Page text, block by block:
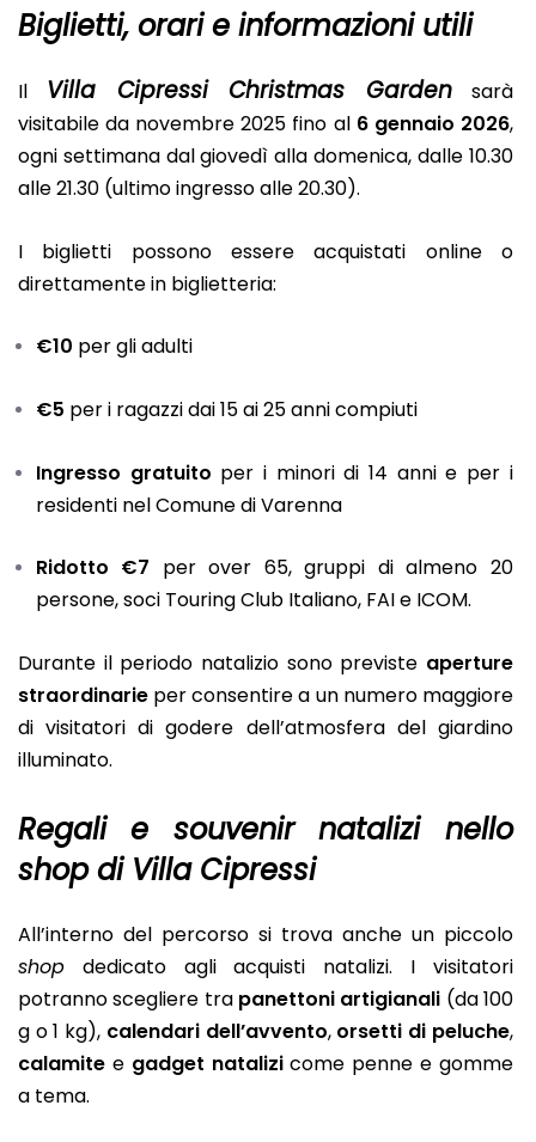
Biglietti, orari e informazioni utili
Il Villa Cipressi Christmas Garden sarà
visitabile da novembre 2025 fino al 6 gennaio 2026,
ogni settimana dal giovedì alla domenica, dalle 10.30
alle 21.30 (ultimo ingresso alle 20.30).
I biglietti possono essere acquistati online o
direttamente in biglietteria:
€10 per gli adulti
€5 per i ragazzi dai 15 ai 25 anni compiuti
Ingresso gratuito per i minori di 14 anni e per i
residenti nel Comune di Varenna
Ridotto €7 per over 65, gruppi di almeno 20
persone, soci Touring Club Italiano, FAI e ICOM.
Durante il periodo natalizio sono previste aperture
straordinarie per consentire a un numero maggiore
di visitatori di godere dell’atmosfera del giardino
illuminato.
Regali e souvenir natalizi nello
shop di Villa Cipressi
All’interno del percorso si trova anche un piccolo
shop dedicato agli acquisti natalizi. I visitatori
potranno scegliere tra panettoni artigianali (da 100
g o 1 kg), calendari dell’avvento, orsetti di peluche,
calamite e gadget natalizicome penne e gomme
a tema.